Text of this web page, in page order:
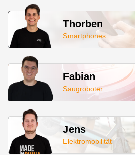
Thorben
Smartphones
Fabian
Saugroboter
Jens
Elektromobilität